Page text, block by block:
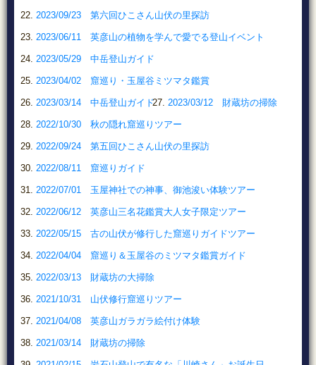
2023/09/23 第六回ひこさん山伏の里探訪
2023/06/11 英彦山の植物を学んで愛でる登山イベント
2023/05/29 中岳登山ガイド
2023/04/02 窟巡り・玉屋谷ミツマタ鑑賞
2023/03/14 中岳登山ガイド 2023/03/12 財蔵坊の掃除
2022/10/30 秋の隠れ窟巡りツアー
2022/09/24 第五回ひこさん山伏の里探訪
2022/08/11 窟巡りガイド
2022/07/01 玉屋神社での神事、御池浚い体験ツアー
2022/06/12 英彦山三名花鑑賞大人女子限定ツアー
2022/05/15 古の山伏が修行した窟巡りガイドツアー
2022/04/04 窟巡り＆玉屋谷のミツマタ鑑賞ガイド
2022/03/13 財蔵坊の大掃除
2021/10/31 山伏修行窟巡りツアー
2021/04/08 英彦山ガラガラ絵付け体験
2021/03/14 財蔵坊の掃除